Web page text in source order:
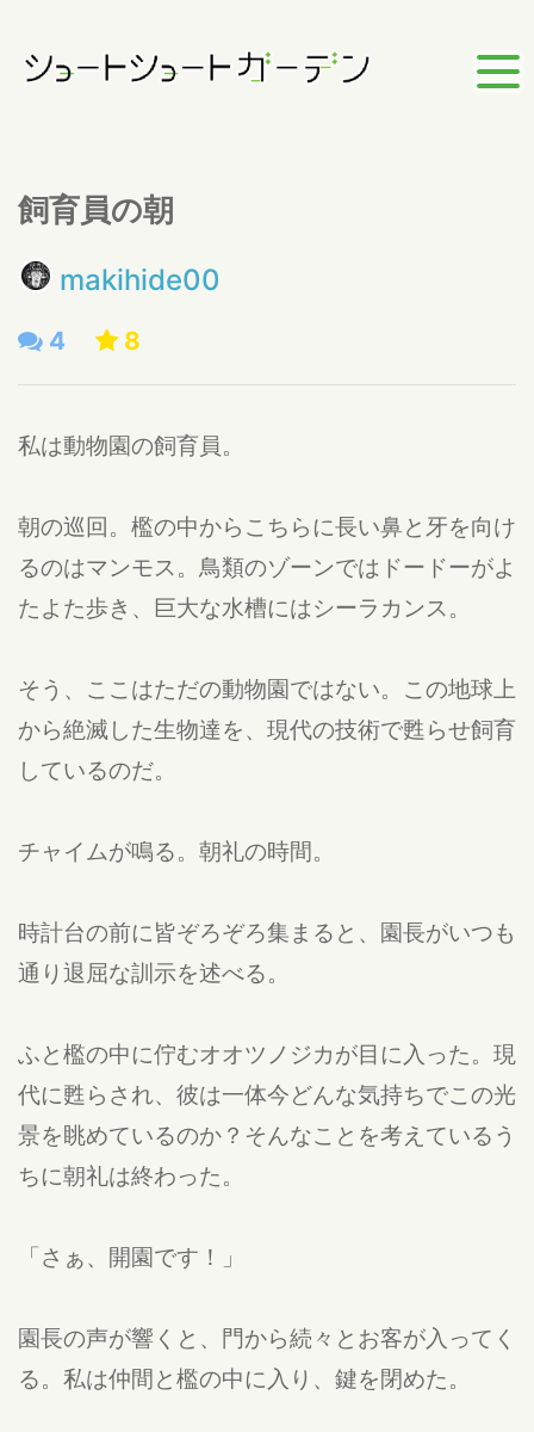
飼育員の朝
makihide00
4 8
私は動物園の飼育員。
朝の巡回。檻の中からこちらに長い鼻と牙を向け
るのはマンモス。鳥類のゾーンではドードーがよ
たよた歩き、巨大な水槽にはシーラカンス。
そう、ここはただの動物園ではない。この地球上
から絶滅した生物達を、現代の技術で甦らせ飼育
しているのだ。
チャイムが鳴る。朝礼の時間。
時計台の前に皆ぞろぞろ集まると、園長がいつも
通り退屈な訓示を述べる。
ふと檻の中に佇むオオツノジカが目に入った。現
代に甦らされ、彼は一体今どんな気持ちでこの光
景を眺めているのか？そんなことを考えているう
ちに朝礼は終わった。
「さぁ、開園です！」
園長の声が響くと、門から続々とお客が入ってく
る。私は仲間と檻の中に入り、鍵を閉めた。